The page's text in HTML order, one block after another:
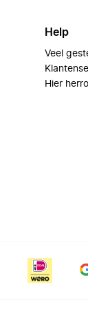
Help
Veel
Hier